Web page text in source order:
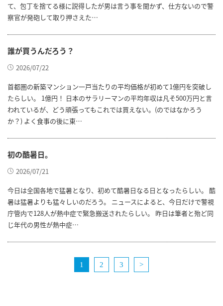
て、包丁を捨てる様に説得したが男は言う事を聞かず、仕方ないので警
察官が発砲して取り押さえた…
誰が買うんだろう？
2026/07/22
首都圏の新築マンション一戸当たりの平均価格が初めて1億円を突破し
たらしい。 1億円！ 日本のサラリーマンの平均年収は凡そ500万円と言
われているが、どう頑張ってもこれでは買えない。(のではなかろう
か？) よく食事の後に東…
初の酷暑日。
2026/07/21
今日は全国各地で猛暑となり、初めて酷暑日なる日となったらしい。 酷
暑は猛暑よりも猛々しいのだろう。 ニュースによると、今日だけで警視
庁管内で128人が熱中症で緊急搬送されたらしい。 昨日は筆者と殆ど同
じ年代の男性が熱中症…
1 2 3 >